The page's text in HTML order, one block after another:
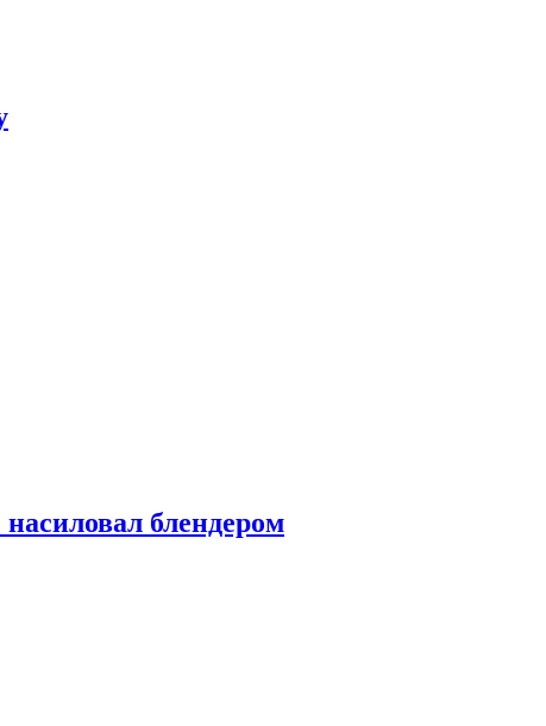
блендером